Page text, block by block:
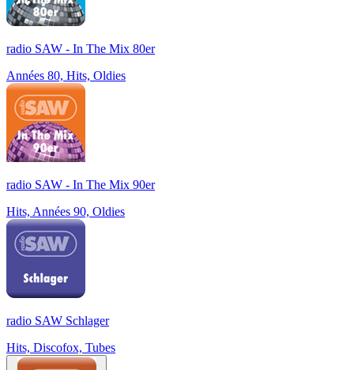
radio SAW - In The Mix 80er
Années 80, Hits, Oldies
radio SAW - In The Mix 90er
Hits, Années 90, Oldies
radio SAW Schlager
Hits, Discofox, Tubes